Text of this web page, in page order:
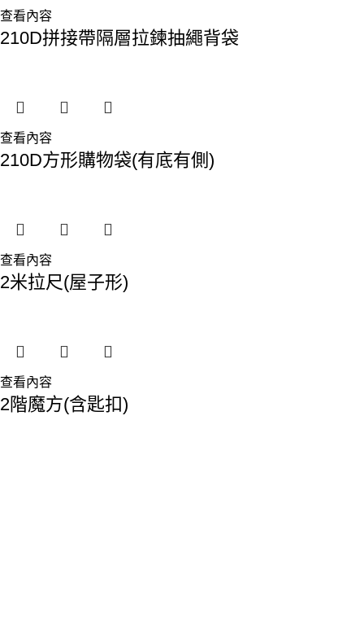
查看內容
210D拼接帶隔層拉鍊抽繩背袋
查看內容
210D方形購物袋(有底有側)
查看內容
2米拉尺(屋子形)
查看內容
2階魔方(含匙扣)